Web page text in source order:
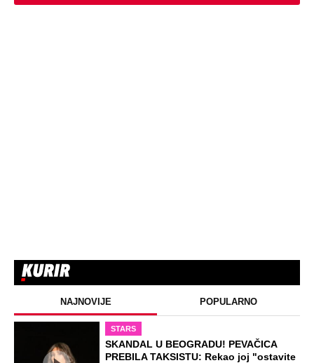
NAJNOVIJE POPULARNO
STARS
SKANDAL U BEOGRADU! PEVAČICA
PREBILA TAKSISTU: Rekao joj "ostavite